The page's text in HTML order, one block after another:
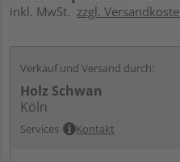
inkl. MwSt. zzgl.
Verkauf und Versand durch:
Holz Schwan
Köln
Services Kontakt